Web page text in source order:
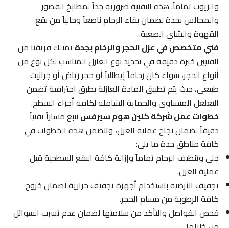
والزيوت تماماً. هذه التقنية ضرورية جداً لمطابخ القصور
والمجالس بجدة لضمان بقاء الرخام ناصعاً وخالياً من بقع
القهوة والشاي الصعبة.
فني متخصص في عزل الحجر والرخام بجدةيمتلك فريقنا من
الفنيين خبرة دقيقة في تحديد نوع العازل المناسب لكل نوع من
أنواع الحجر، سواء كان رخاماً إيطالياً أو حجر رياض أو جرانيت
طبيعي، حيث يتم تطبيق المادة العازلة بطرق احترافية تضمن
التغلغل المتساوي والحماية الشاملة لكافة أجزاء السطح.
خطوات عمل شركة كلين هوم سيرفسنتبع مساراً تقنياً
دقيقاً لضمان نجاح عملية العزل، وتتضمن هذه الخطوات في
كافة مناطق جدة ما يلي:
جلي وتنظيف الرخام تماماً وإزالة كافة البقع السطحية قبل
عملية العزل.
تجفيف الأرضية باستخدام أجهزة تجفيف حرارية لضمان خروج
كافة الرطوبة من مسام الحجر.
فحص الفواصل والتأكد من سلامتها لضمان عدم تسرب السوائل